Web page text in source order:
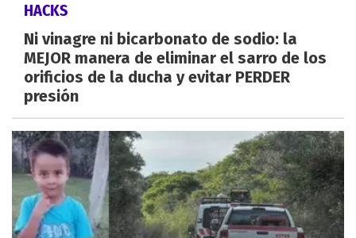
HACKS
Ni vinagre ni bicarbonato de sodio: la
MEJOR manera de eliminar el sarro de los
orificios de la ducha y evitar PERDER
presión